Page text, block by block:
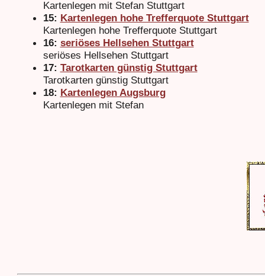
Kartenlegen mit Stefan Stuttgart
15: Kartenlegen hohe Trefferquote Stuttgart
Kartenlegen hohe Trefferquote Stuttgart
16: seriöses Hellsehen Stuttgart
seriöses Hellsehen Stuttgart
17: Tarotkarten günstig Stuttgart
Tarotkarten günstig Stuttgart
18: Kartenlegen Augsburg
Kartenlegen mit Stefan